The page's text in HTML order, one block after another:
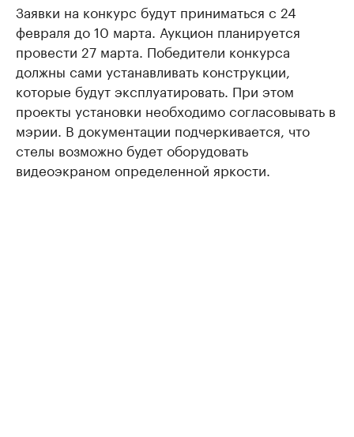
Заявки на конкурс будут приниматься с 24
февраля до 10 марта. Аукцион планируется
провести 27 марта. Победители конкурса
должны сами устанавливать конструкции,
которые будут эксплуатировать. При этом
проекты установки необходимо согласовывать в
мэрии. В документации подчеркивается, что
стелы возможно будет оборудовать
видеоэкраном определенной яркости.